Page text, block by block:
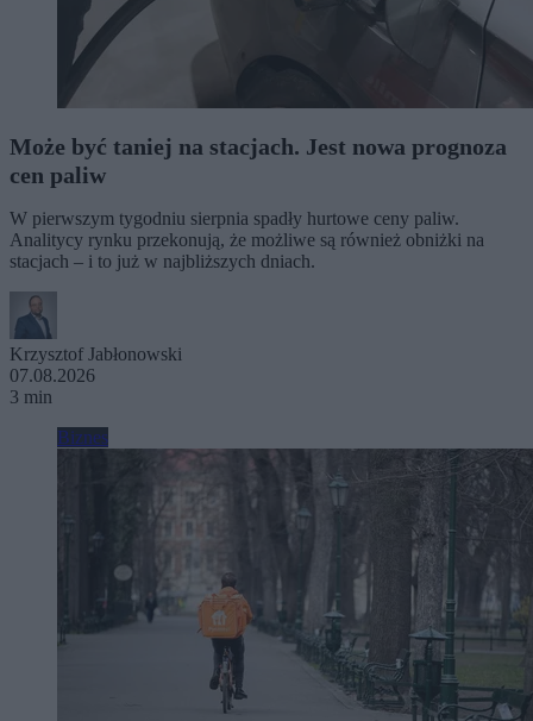
Może być taniej na stacjach. Jest nowa prognoza
cen paliw
W pierwszym tygodniu sierpnia spadły hurtowe ceny paliw.
Analitycy rynku przekonują, że możliwe są również obniżki na
stacjach – i to już w najbliższych dniach.
Krzysztof Jabłonowski
07.08.2026
3 min
Biznes